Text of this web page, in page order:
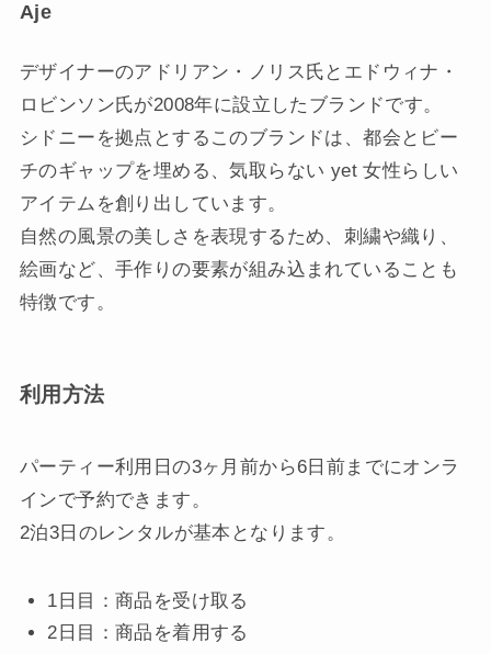
Aje
デザイナーのアドリアン・ノリス氏とエドウィナ・
ロビンソン氏が2008年に設立したブランドです。
シドニーを拠点とするこのブランドは、都会とビー
チのギャップを埋める、気取らない yet 女性らしい
アイテムを創り出しています。
自然の風景の美しさを表現するため、刺繍や織り、
絵画など、手作りの要素が組み込まれていることも
特徴です。
利用方法
パーティー利用日の3ヶ月前から6日前までにオンラ
インで予約できます。
2泊3日のレンタルが基本となります。
1日目：商品を受け取る
2日目：商品を着用する